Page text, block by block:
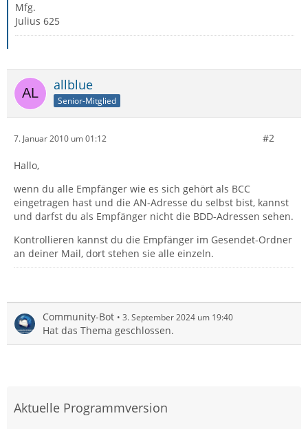
Mfg.
Julius 625
allblue
Senior-Mitglied
7. Januar 2010 um 01:12 #2
Hallo,
wenn du alle Empfänger wie es sich gehört als BCC
eingetragen hast und die AN-Adresse du selbst bist, kannst
und darfst du als Empfänger nicht die BDD-Adressen sehen.
Kontrollieren kannst du die Empfänger im Gesendet-Ordner
an deiner Mail, dort stehen sie alle einzeln.
Community-Bot 3. September 2024 um 19:40
Hat das Thema geschlossen.
Aktuelle Programmversion